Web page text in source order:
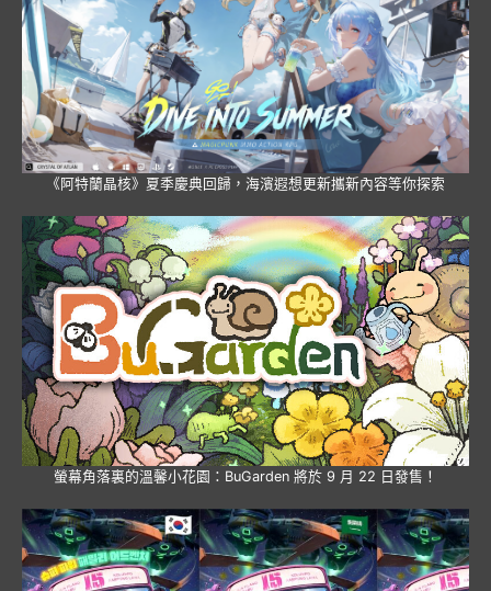
《阿特蘭晶核》夏季慶典回歸，海濱遐想更新攜新內容等你探索
螢幕角落裏的溫馨小花園：BuGarden 將於 9 月 22 日發售！